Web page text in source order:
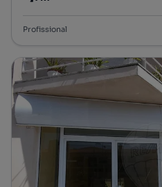
Preço por metro quadrado
Profissional